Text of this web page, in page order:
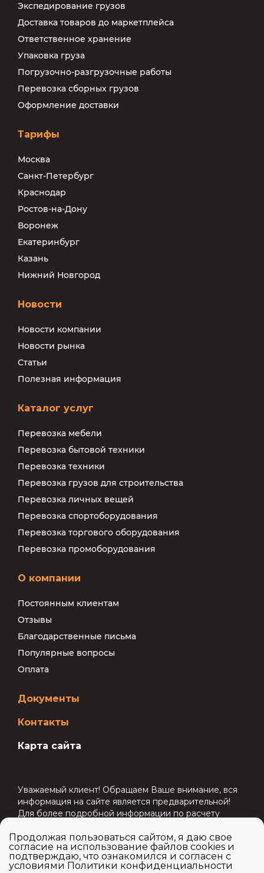
Продолжая пользоваться сайтом, я даю свое
согласие на использование файлов cookies и
подтверждаю, что ознакомился и согласен с
условиями Политики конфиденциальности
Экспедирование грузов
Доставка товаров до маркетплейса
Ответственное хранение
Упаковка груза
Погрузочно-разгрузочные работы
Перевозка сборных грузов
Оформление доставки
Тарифы
Москва
Санкт-Петербург
Краснодар
Ростов-на-Дону
Воронеж
Екатеринбург
Казань
Нижний Новгород
Новости
Новости компании
Новости рынка
Статьи
Полезная информация
Каталог услуг
Перевозка мебели
Перевозка бытовой техники
Перевозка техники
Перевозка грузов для строительства
Перевозка личных вещей
Перевозка спортоборудования
Перевозка торгового оборудования
Перевозка промоборудования
О компании
Постоянным клиентам
Отзывы
Благодарственные письма
Популярные вопросы
Оплата
Документы
Контакты
Карта сайта
Уважаемый клиент! Обращаем Ваше внимание, вся
информация на сайте является предварительной!
Для более подробной информации по расчету
услугам напишите нам на почтуinfo@atec-logistic.ru
или свяжитесь с нами по номеру8 (800) 101-08-64